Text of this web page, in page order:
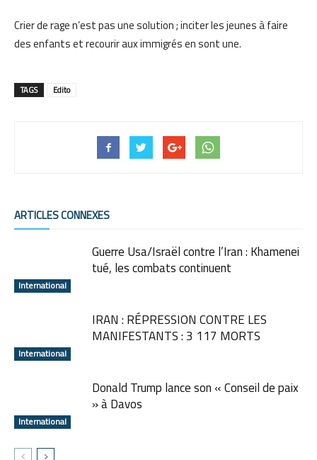
Crier de rage n’est pas une solution ; inciter les jeunes à faire
des enfants et recourir aux immigrés en sont une.
TAGS Edito
ARTICLES CONNEXES
International
Guerre Usa/Israël contre l’Iran : Khamenei
tué, les combats continuent
International
IRAN : RÉPRESSION CONTRE LES
MANIFESTANTS : 3 117 MORTS
International
Donald Trump lance son « Conseil de paix
» à Davos